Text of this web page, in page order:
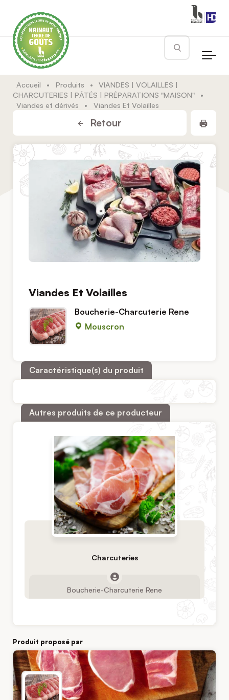
Rechercher
Accueil • Produits •
VIANDES | VOLAILLES |
CHARCUTERIES | PÂTÉS | PRÉPARATIONS "MAISON"
•
Viandes et dérivés
• Viandes Et Volailles
Retour
Viandes Et Volailles
Boucherie-Charcuterie Rene
Mouscron
Caractéristique(s) du produit
Autres produits de ce producteur
Charcuteries
Boucherie-Charcuterie Rene
Produit proposé par